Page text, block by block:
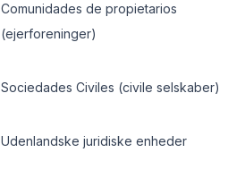
Comunidades de propietarios
(ejerforeninger)
Sociedades Civiles (civile selskaber)
Udenlandske juridiske enheder